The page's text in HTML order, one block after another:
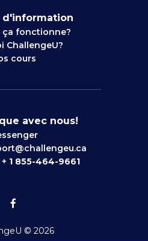
d'information
ça fonctionne?
ChallengeU?
cours
avec nous!
+ 1 855-464-9661
© 2026